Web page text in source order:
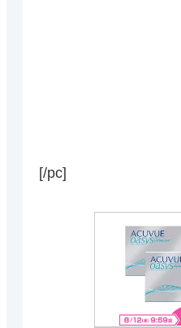
[/pc]